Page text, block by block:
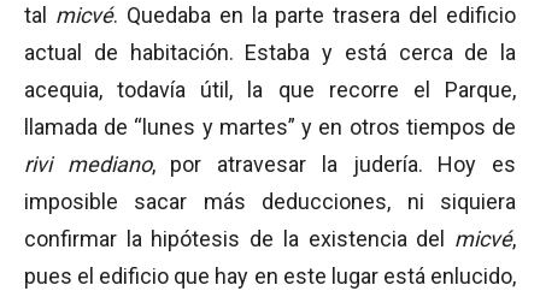
tal micvé. Quedaba en la parte trasera del edificio
actual de habitación. Estaba y está cerca de la
acequia, todavía útil, la que recorre el Parque,
llamada de “lunes y martes” y en otros tiempos de
rivi mediano, por atravesar la judería. Hoy es
imposible sacar más deducciones, ni siquiera
confirmar la hipótesis de la existencia del micvé,
pues el edificio que hay en este lugar está enlucido,